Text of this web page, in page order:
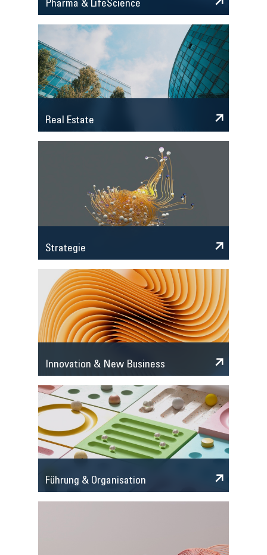
Pharma & LifeScience
Real Estate
Strategie
Innovation & New Business
Führung & Organisation